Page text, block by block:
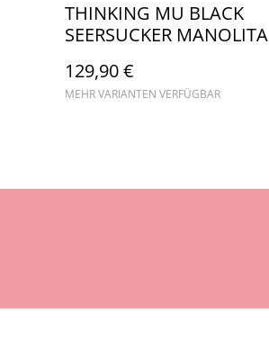
THINKING MU BLACK
SEERSUCKER MANOLITA
129,90 €
MEHR VARIANTEN VERFÜGBAR